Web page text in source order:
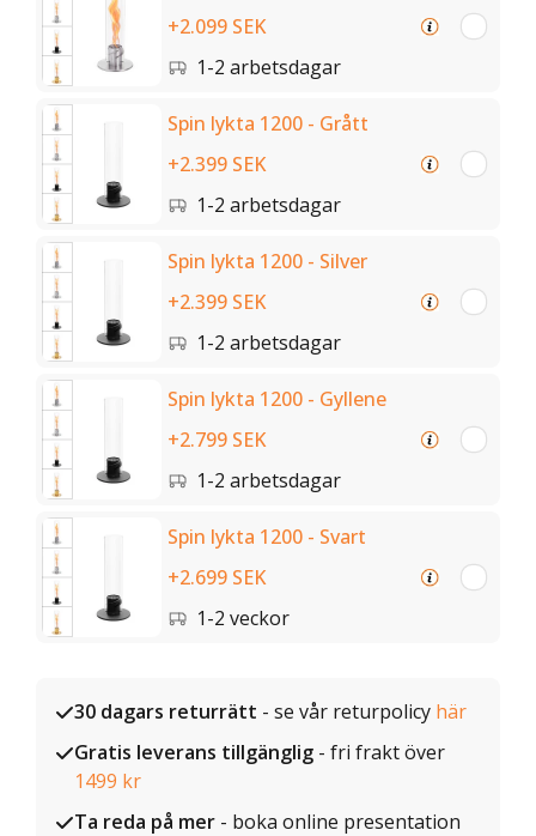
+2.099 SEK
1-2 arbetsdagar
Spin lykta 1200 - Grått
+2.399 SEK
1-2 arbetsdagar
Spin lykta 1200 - Silver
+2.399 SEK
1-2 arbetsdagar
Spin lykta 1200 - Gyllene
+2.799 SEK
1-2 arbetsdagar
Spin lykta 1200 - Svart
+2.699 SEK
1-2 veckor
30 dagars returrätt - se vår returpolicy här
Gratis leverans tillgänglig - fri frakt över
1499 kr
Ta reda på mer - boka online presentation